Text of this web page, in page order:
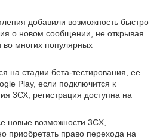
добавили возможность быстро
о новом сообщении, не открывая
во многих популярных
на стадии бета-тестирования, ее
Play, если подключится к
3СХ, регистрация доступна на
новые возможности 3CX,
приобретать право перехода на